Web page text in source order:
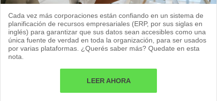
Cada vez más corporaciones están confiando en un sistema de
planificación de recursos empresariales (ERP, por sus siglas en
inglés) para garantizar que sus datos sean accesibles como una
única fuente de verdad en toda la organización, para ser usados
por varias plataformas. ¿Querés saber más? Quedate en esta
nota.
LEER AHORA